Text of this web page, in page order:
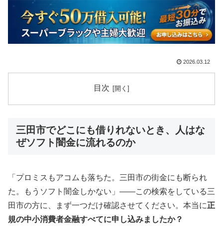
2026.03.12
目次
三田市でどこにも借りれないとき、人はな
ぜソフト闇金に流れるのか
「プロミスもアコムも落ちた。三田市の街金にも断られ
た。もうソフト闇金しかない」——この検索をしている三
田市の方に、まず一つだけ確認させてください。本当に正
規の中小消費者金融すべてに申し込みましたか？